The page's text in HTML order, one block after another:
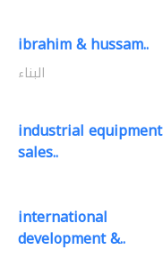
ibrahim & hussam..
البناء
industrial equipment
sales..
international
development &..